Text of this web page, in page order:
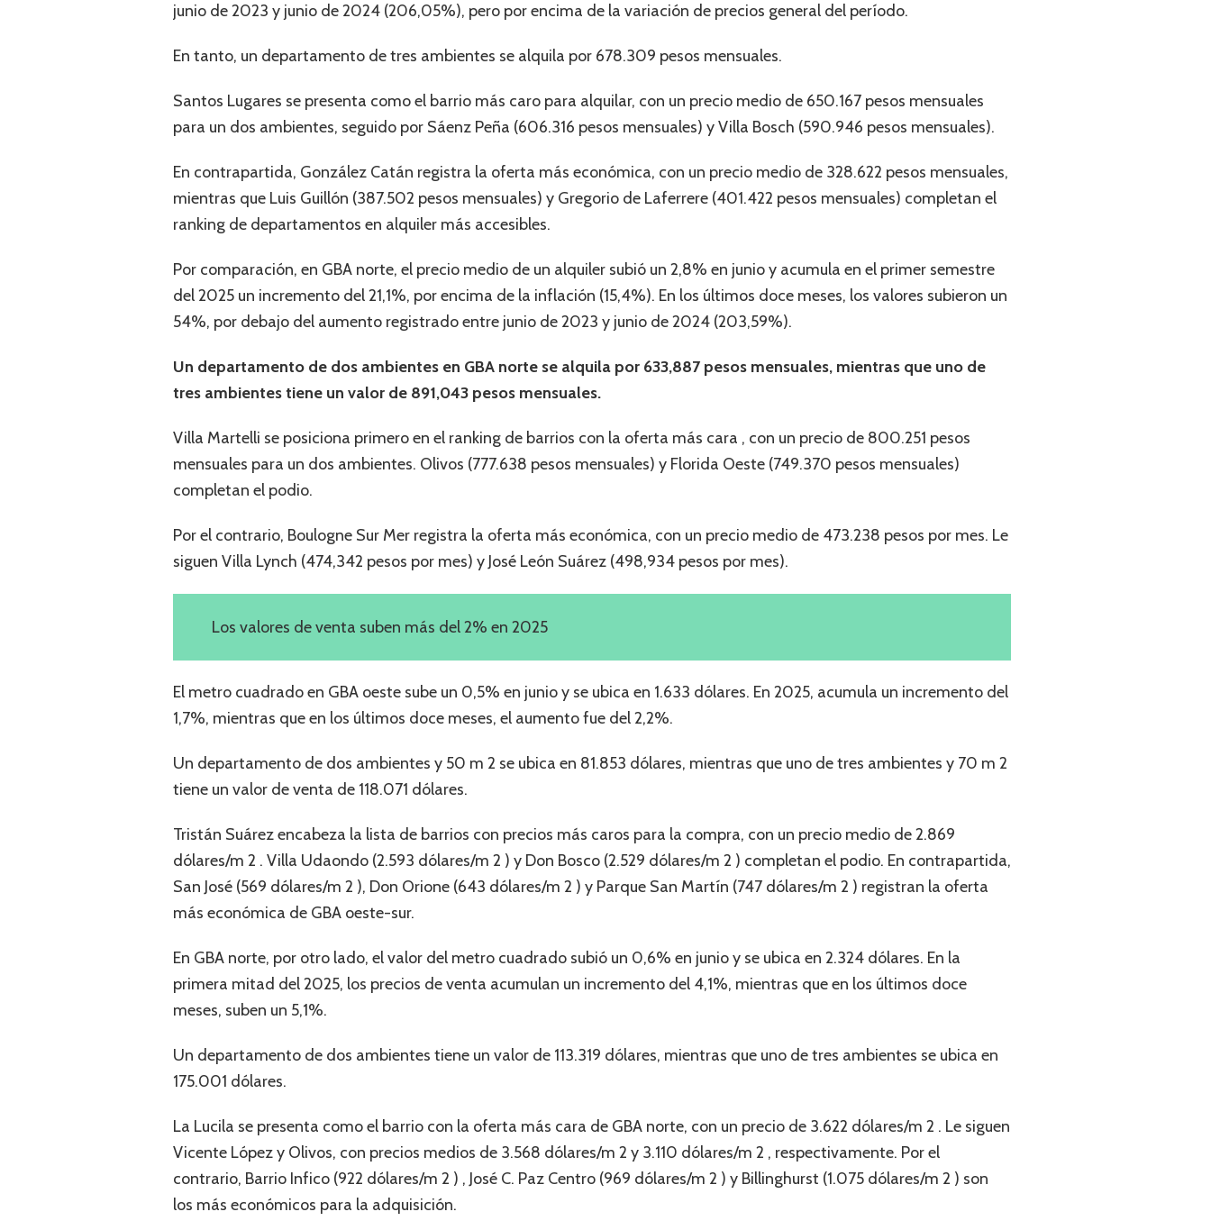
junio de 2023 y junio de 2024 (206,05%), pero por encima de la variación de precios general del período.
En tanto, un departamento de tres ambientes se alquila por 678.309 pesos mensuales.
Santos Lugares se presenta como el barrio más caro para alquilar, con un precio medio de 650.167 pesos mensuales
para un dos ambientes, seguido por Sáenz Peña (606.316 pesos mensuales) y Villa Bosch (590.946 pesos mensuales).
En contrapartida, González Catán registra la oferta más económica, con un precio medio de 328.622 pesos mensuales,
mientras que Luis Guillón (387.502 pesos mensuales) y Gregorio de Laferrere (401.422 pesos mensuales) completan el
ranking de departamentos en alquiler más accesibles.
Por comparación, en GBA norte, el precio medio de un alquiler subió un 2,8% en junio y acumula en el primer semestre
del 2025 un incremento del 21,1%, por encima de la inflación (15,4%). En los últimos doce meses, los valores subieron un
54%, por debajo del aumento registrado entre junio de 2023 y junio de 2024 (203,59%).
Un departamento de dos ambientes en GBA norte se alquila por 633,887 pesos mensuales, mientras que uno de
tres ambientes tiene un valor de 891,043 pesos mensuales.
Villa Martelli se posiciona primero en el ranking de barrios con la oferta más cara , con un precio de 800.251 pesos
mensuales para un dos ambientes. Olivos (777.638 pesos mensuales) y Florida Oeste (749.370 pesos mensuales)
completan el podio.
Por el contrario, Boulogne Sur Mer registra la oferta más económica, con un precio medio de 473.238 pesos por mes. Le
siguen Villa Lynch (474,342 pesos por mes) y José León Suárez (498,934 pesos por mes).
Los valores de venta suben más del 2% en 2025
El metro cuadrado en GBA oeste sube un 0,5% en junio y se ubica en 1.633 dólares. En 2025, acumula un incremento del
1,7%, mientras que en los últimos doce meses, el aumento fue del 2,2%.
Un departamento de dos ambientes y 50 m 2 se ubica en 81.853 dólares, mientras que uno de tres ambientes y 70 m 2
tiene un valor de venta de 118.071 dólares.
Tristán Suárez encabeza la lista de barrios con precios más caros para la compra, con un precio medio de 2.869
dólares/m 2 . Villa Udaondo (2.593 dólares/m 2 ) y Don Bosco (2.529 dólares/m 2 ) completan el podio. En contrapartida,
San José (569 dólares/m 2 ), Don Orione (643 dólares/m 2 ) y Parque San Martín (747 dólares/m 2 ) registran la oferta
más económica de GBA oeste-sur.
En GBA norte, por otro lado, el valor del metro cuadrado subió un 0,6% en junio y se ubica en 2.324 dólares. En la
primera mitad del 2025, los precios de venta acumulan un incremento del 4,1%, mientras que en los últimos doce
meses, suben un 5,1%.
Un departamento de dos ambientes tiene un valor de 113.319 dólares, mientras que uno de tres ambientes se ubica en
175.001 dólares.
La Lucila se presenta como el barrio con la oferta más cara de GBA norte, con un precio de 3.622 dólares/m 2 . Le siguen
Vicente López y Olivos, con precios medios de 3.568 dólares/m 2 y 3.110 dólares/m 2 , respectivamente. Por el
contrario, Barrio Infico (922 dólares/m 2 ) , José C. Paz Centro (969 dólares/m 2 ) y Billinghurst (1.075 dólares/m 2 ) son
los más económicos para la adquisición.